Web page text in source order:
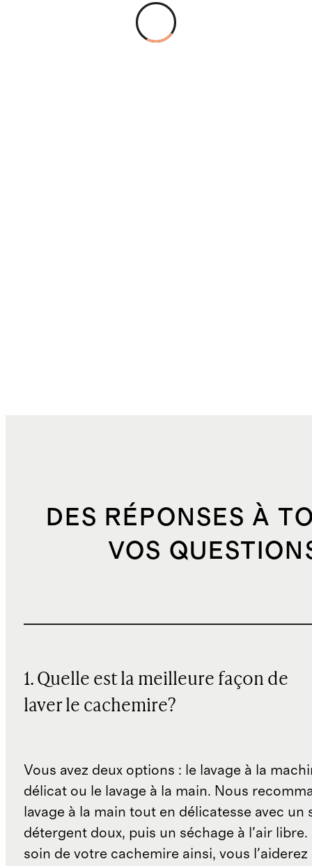
DES RÉPONSES À
VOS
1. Quelle est la meilleure façon de
laver le cachemire?
Vous avez deux options : le lavage à la
délicat ou le lavage à la main. Nous
lavage à la main tout en délicatesse avec un
détergent doux, puis un séchage à l'air
soin de votre cachemire ainsi, vous l'aiderez